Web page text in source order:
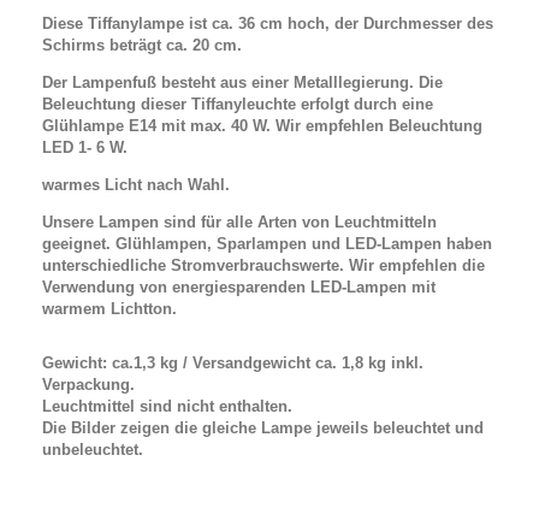
Diese Tiffanylampe ist ca. 36 cm hoch, der Durchmesser des
Schirms beträgt ca. 20 cm.
Der Lampenfuß besteht aus einer Metalllegierung. Die
Beleuchtung dieser Tiffanyleuchte erfolgt durch eine
Glühlampe E14 mit max. 40 W. Wir empfehlen Beleuchtung
LED 1- 6 W.
warmes Licht nach Wahl.
Unsere Lampen sind für alle Arten von Leuchtmitteln
geeignet. Glühlampen, Sparlampen und LED-Lampen haben
unterschiedliche Stromverbrauchswerte. Wir empfehlen die
Verwendung von energiesparenden LED-Lampen mit
warmem Lichtton.
Gewicht: ca.1,3 kg / Versandgewicht ca. 1,8 kg inkl.
Verpackung.
Leuchtmittel sind nicht enthalten.
Die Bilder zeigen die gleiche Lampe jeweils beleuchtet und
unbeleuchtet.